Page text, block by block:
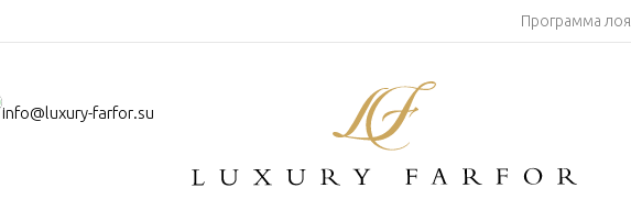
Программа
info@luxury-farfor.su